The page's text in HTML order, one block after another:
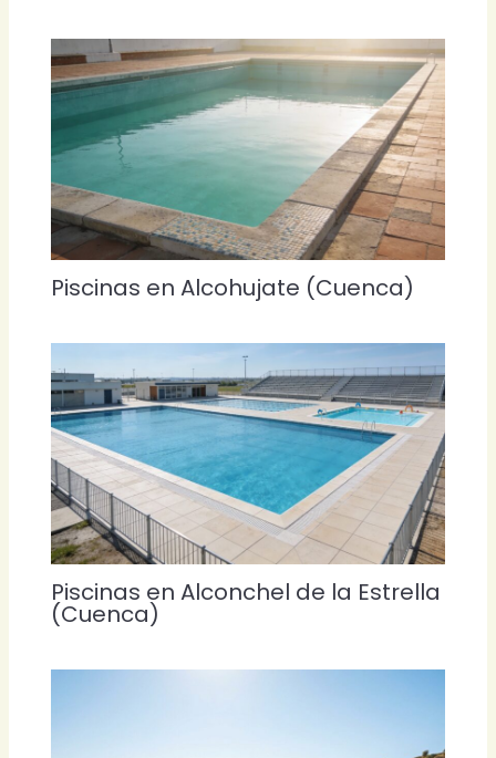
Piscinas en Alcohujate (Cuenca)
Piscinas en Alconchel de la Estrella
(Cuenca)